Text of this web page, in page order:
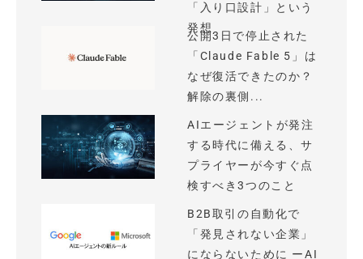
「入り口設計」という
発想
公開3日で停止された
「Claude Fable 5」は
なぜ復活できたのか？
解除の裏側...
AIエージェントが発注
する時代に備える、サ
プライヤーが今すぐ点
検すべき3つのこと
B2B取引の自動化で
「発見されない企業」
にならないために ーAI